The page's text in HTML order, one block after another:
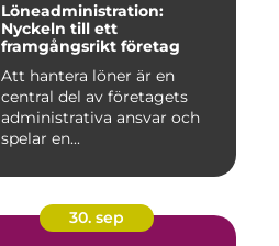
Löneadministration:
Nyckeln till ett
framgångsrikt företag
Att hantera löner är en
central del av företagets
administrativa ansvar och
spelar en...
30. sep